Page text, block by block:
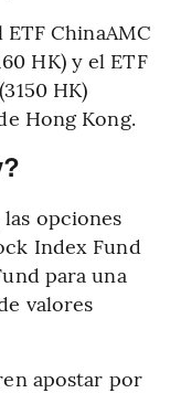
ChinaAMC
HK) y el ETF
HK)
Hong Kong.
las opciones
Index Fund
para una
valores
apostar por